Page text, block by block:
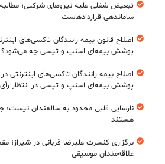
تبعیض شغلی علیه نیروهای شرکتی؛
ساماندهی قراردادهاست
اصلاح قانون بیمه رانندگان تاکسی‌های
پوشش بیمه‌ای اسنپ و تپسی چه می‌شود؟
اصلاح بیمه رانندگان تاکسی‌های
پوشش بیمه‌ای اسنپ و تپسی در انتظار رأی
نارسایی قلبی محدود به سالمندان
هستند
برگزاری کنسرت علیرضا قربانی در شیراز؛
علاقه‌مندان موسیقی